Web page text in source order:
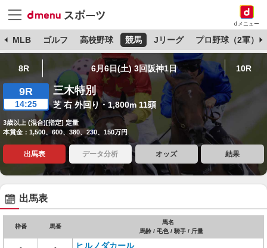
dメニュー
MLB ゴルフ 高校野球 競馬 Jリーグ プロ野球（2軍）
8R 6月6日(土) 3回阪神1日 10R
9R
14:25
三木特別
芝 右 外回り・1,800m 11頭
3歳以上 (混合)[指定] 定量
本賞金：1,500、600、380、230、150万円
出馬表 データ分析 オッズ 結果
出馬表
枠番 馬番
馬名
馬齢 / 毛色 / 騎手 / 斤量
ヒルノダカール